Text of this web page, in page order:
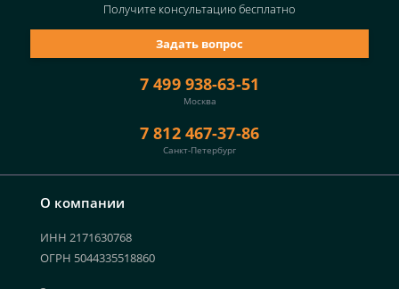
О компании
ИНН 2171630768
ОГРН 5044335518860
7 499 938-63-51
Москва
7 812 467-37-86
Санкт-Петербург
Задать вопрос
Получите консультациюбесплатно